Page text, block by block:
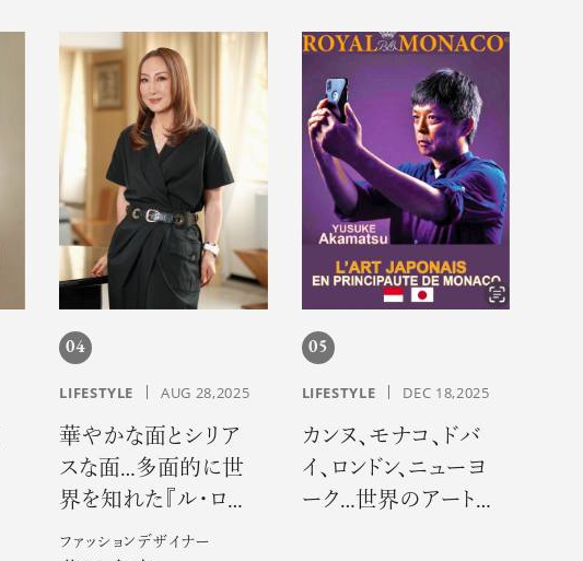
04
LIFESTYLE AUG 28,2025
華やかな面とシリア
スな面…多面的に世
界を知れた『ル・ロ
ゼ』での３年間―
ファッションデザイナー
05
LIFESTYLE DEC 18,2025
カンヌ、モナコ、ドバ
イ、ロンドン、ニューヨ
ーク…世界のアート